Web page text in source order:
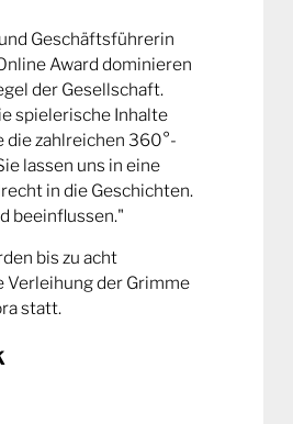
Geschäftsführerin
Award dominieren
der Gesellschaft.
spielerische Inhalte
die zahlreichen 360°-
lassen uns in eine
in die Geschichten.
beeinflussen."
bis zu acht
Verleihung der Grimme
statt.